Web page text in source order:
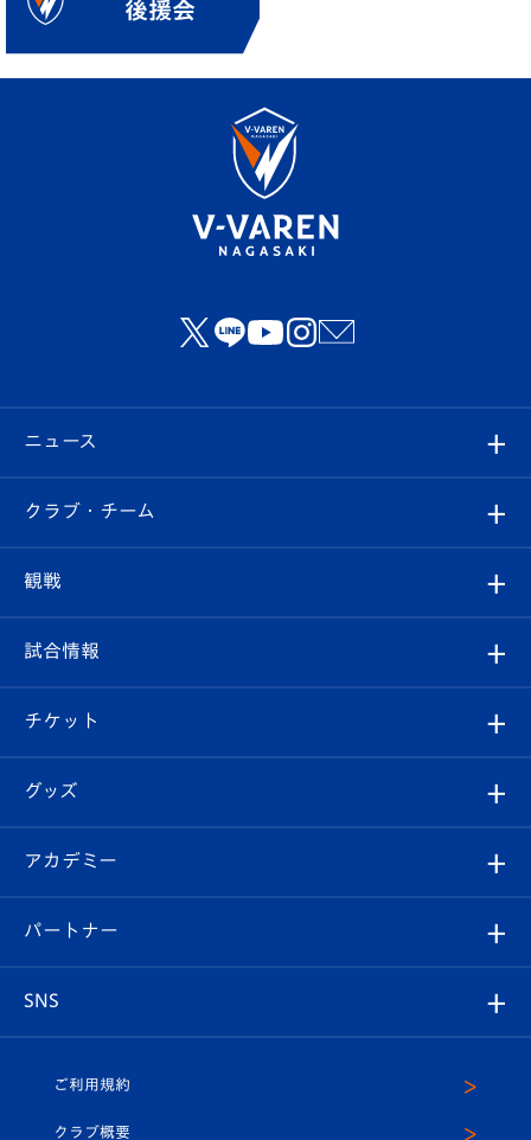
ニュース
すべて
クラブ
試合情報
チケット
イベント
メディア
ホームタウン
クラブ・チーム
クラブ概要
エンブレム紹介
スタッフプロフィール
マスコット紹介
観戦
観戦ルール
はじめての観戦ガイド
Revive Team
ヴィヴィくんの長崎おもてなしガイド
試合情報
試合日程/結果
フォトギャラリー
スタジアムグルメ
チケット
チケット
V-LOVERS（ファンクラブ）
プレイヤーズスイート
グッズ
オンラインショップ
店舗情報
アカデミー
育成からのお知らせ
U-18
パートナー
SNS
ヴィヴィくんインスタグラム
ご利用規約
クラブ概要